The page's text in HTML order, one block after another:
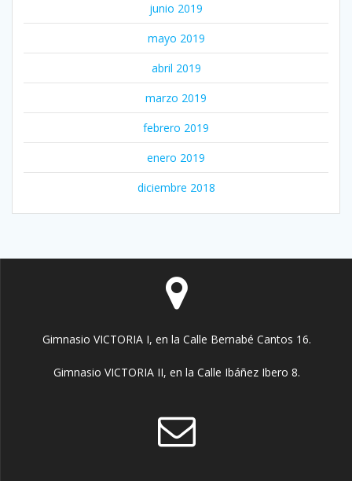
junio 2019
mayo 2019
abril 2019
marzo 2019
febrero 2019
enero 2019
diciembre 2018
Gimnasio VICTORIA I, en la Calle Bernabé Cantos 16.
Gimnasio VICTORIA II, en la Calle Ibáñez Ibero 8.